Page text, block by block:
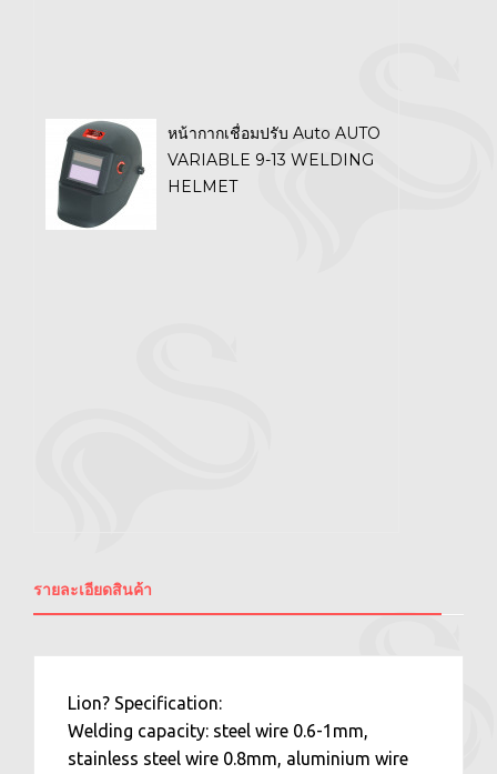
หน้ากากเชื่อมปรับ Auto AUTO
VARIABLE 9-13 WELDING
HELMET
รายละเอียดสินค้า
Lion? Specification:
Welding capacity: steel wire 0.6-1mm,
stainless steel wire 0.8mm, aluminium wire